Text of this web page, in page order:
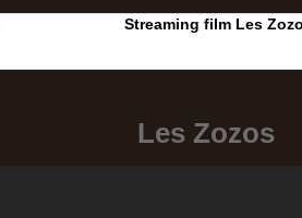
Streaming film Les
Les Zozos